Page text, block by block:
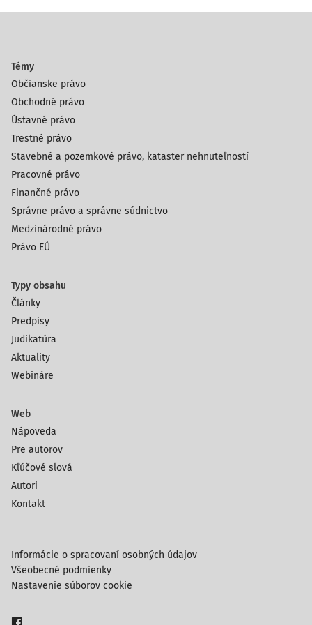
spáchania prečinu poškodzovania veriteľa, pričom v
pretože veriteľ neurobil žiadne právne kroky na jej
uplatnenie na súde. Podľa názoru obžalovanej malo práve
premlčanie pohľadávky spôsobiť stav, že veriteľ použil
trestnoprávne normy na vyvodenie zodpovednosti voči
obžalovanej, pretože iné právne inštitúty už nemal k
dispozícii.
Krajský súd v Bratislave skonštatoval, že podstatou
možnosti uspokojenia pohľadávky veriteľa v zmysle znaku
individuálneho ob
Témy
Občianske právo
Obchodné právo
Ústavné právo
Trestné právo
Stavebné a pozemkové právo, kataster nehnuteľností
Pracovné právo
Finančné právo
Správne právo a správne súdnictvo
Medzinárodné právo
Právo EÚ
Typy obsahu
Články
Predpisy
Judikatúra
Aktuality
Webináre
Web
Nápoveda
Pre autorov
Kľúčové slová
Autori
Kontakt
Informácie o spracovaní osobných údajov
Všeobecné podmienky
Nastavenie súborov cookie